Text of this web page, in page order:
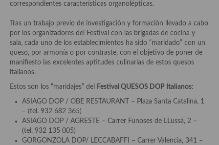
Mojos y pastas
Sales y polvos
Salsas y mojos
Adobos
Aperitivos
Bebidas
Bocadillos, hamburguesas, sándwich, emparedados, tostas y
demás
correspondientes características organolépticas.
Tras un trabajo previo de investigación y formación llevado a cabo
por los organizadores del Festival con las brigadas de cocina y
sala, cada uno de los establecimientos ha sido “maridado” con un
queso, por armonía o por contraste, con el objetivo de poner de
manifiesto las excelentes aptitudes culinarias de estos quesos
italianos.
Estos son los “maridajes” del Festival QUESOS DOP Italianos:
ASIAGO DOP / OBE RESTAURANT – Plaza Santa Catalina, 1
– (tel. 932 682 365)
ASIAGO DOP / AGRESTE – Carrer Funoses de LLussá, 2 –
(tel. 932 135 005)
GORGONZOLA DOP/ LECCABAFFI – Carrer Valencia, 341 –